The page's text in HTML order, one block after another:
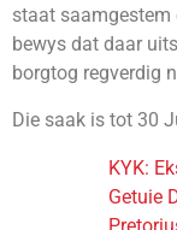
staat saamgestem
bewys dat daar
borgtog regverdig
Die saak is tot 30
KYK:
Getuie